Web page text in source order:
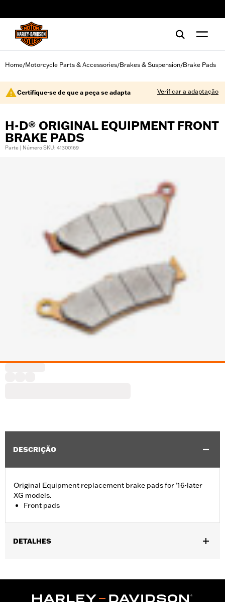
Home/Motorcycle Parts & Accessories/Brakes & Suspension/Brake Pads
Certifique-se de que a peça se adapta Verificar a adaptação
H-D® ORIGINAL EQUIPMENT FRONT
BRAKE PADS
Parte | Número SKU: 41300169
DESCRIÇÃO
Original Equipment replacement brake pads for ’16-later
XG models.
Front pads
DETALHES
In the Box: One set of brake pads